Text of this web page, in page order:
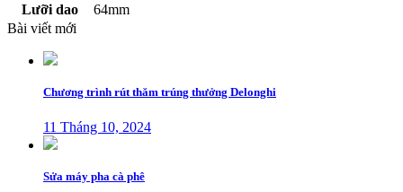
Lưỡi dao
64mm
Bài viết mới
Chương trình rút thăm trúng thưởng Delonghi
11 Tháng 10, 2024
Sửa máy pha cà phê